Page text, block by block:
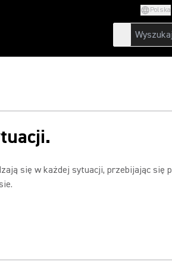
Polska
się w każdej sytuacji, przebijając się